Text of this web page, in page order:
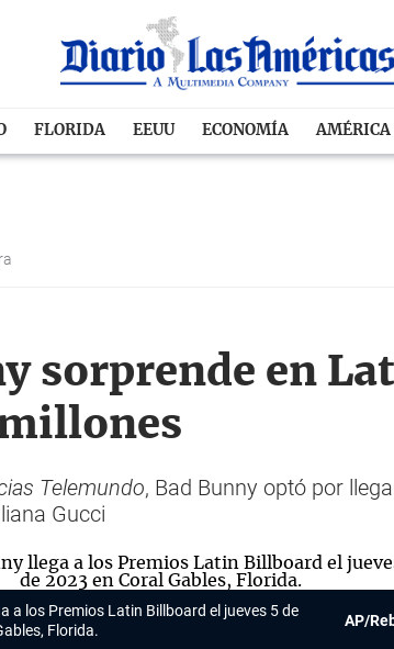
FLORIDA EEUU ECONOMÍA
sorprende en
millones
Telemundo, Bad Bunny optó por
Gucci
a los Premios Latin Billboard el jueves 5 de
Florida.
AP/